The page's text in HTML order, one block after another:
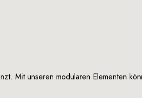
Mit unseren modularen Elementen